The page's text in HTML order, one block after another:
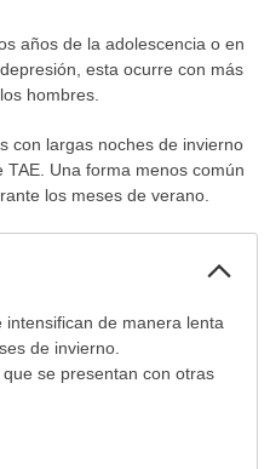
años de la adolescencia o en
esta ocurre con más
hombres.
con largas noches de invierno
Una forma menos común
los meses de verano.
de manera lenta
de invierno.
se presentan con otras